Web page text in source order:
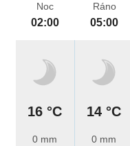
Noc
02:00
16 °C
0 mm
Ráno
05:00
14 °C
0 mm